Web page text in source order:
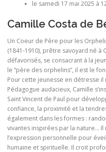
le samedi 17 mai 2025 à
Camille Costa de
Un Coeur de Père pour les
(1841-1910), prêtre savoyard né à
défavorisés, se consacrant à la
le “père des orphelins”, il est le
Pour cette jeunesse en détresse il
Pédagogue audacieux, Camille
Saint Vincent de Paul pour
confiance, la proximité et la
également dans les formes :
vivantes inspirées par la nature…
l’expression personnelle pour
humaine et spirituelle. Il croit